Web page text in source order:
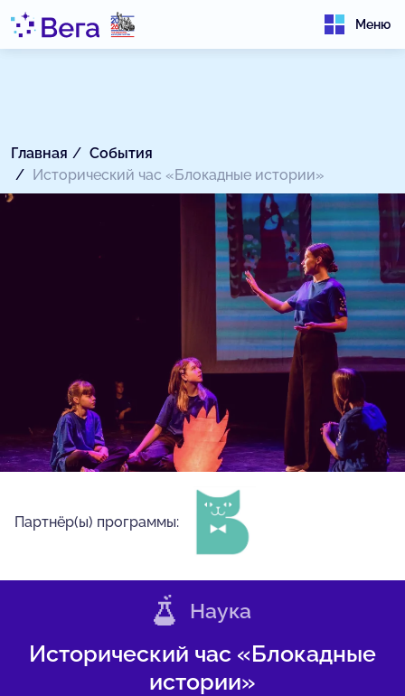
Меню
Главная
События
Исторический час «Блокадные истории»
Партнёр(ы) программы:
Наука
Исторический час «Блокадные
истории»